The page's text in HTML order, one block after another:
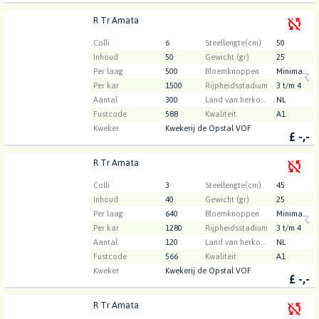
R Tr Amata
Colli 6 Steellengte(cm)
50
Inhoud
50 Gewicht (gr)
25
Per laag
500 Bloemknoppen
Per kar
1500 Rijpheidsstadium
3 t/m 4
Aantal
300
NL
Fustcode
588 Kwaliteit
A1
Kweker
Kwekerij de Opstal VOF
£ -,-
U moet ingelogd zijn om te kunnen kopen.Klik hier
om in te loggen.
R Tr Amata
Colli 3 Steellengte(cm)
45
Inhoud
40 Gewicht (gr)
25
Per laag
640 Bloemknoppen
Per kar
1280 Rijpheidsstadium
3 t/m 4
Aantal
120
NL
Fustcode
566 Kwaliteit
A1
Kweker
Kwekerij de Opstal VOF
£ -,-
U moet ingelogd zijn om te kunnen kopen.Klik hier
om in te loggen.
R Tr Amata